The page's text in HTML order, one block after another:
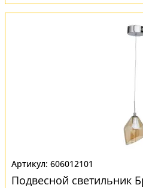
606012101
Подвесной светильник